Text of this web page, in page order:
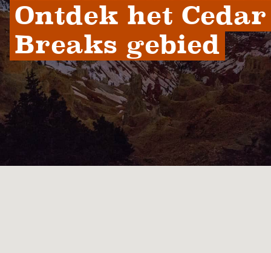
Ontdek het Cedar
Breaks gebied